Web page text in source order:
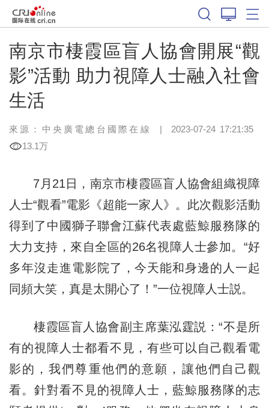
南京市棲霞區盲人協會開展“觀
影”活動 助力視障人士融入社會
生活
來源：中央廣電總台國際在線 | 2023-07-24 17:21:35
13.1万
7月21日，南京市棲霞區盲人協會組織視障
人士“觀看”電影《超能一家人》。此次觀影活動
得到了中國獅子聯會江蘇代表處藍鯨服務隊的
大力支持，來自全區的26名視障人士參加。“好
多年沒走進電影院了，今天能和身邊的人一起
同頻大笑，真是太開心了！”一位視障人士説。
棲霞區盲人協會副主席葉泓霆説：“不是所
有的視障人士都看不見，有些可以自己觀看電
影的，我們尊重他們的意願，讓他們自己觀
看。針對看不見的視障人士，藍鯨服務隊的志